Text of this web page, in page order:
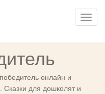
онлайн и
Сказки для дошколят и